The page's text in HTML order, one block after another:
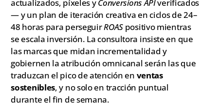
actualizados, píxeles yConversions APIverificados
— y un plan de iteración creativa en ciclos de 24–
48 horas para perseguirROAS positivo mientras
se escala inversión. La consultora insiste en que
las marcas que midan incrementalidad y
gobiernen la atribución omnicanal serán las que
traduzcan el pico de atención en ventas
sostenibles, y no solo en tracción puntual
durante el fin de semana.